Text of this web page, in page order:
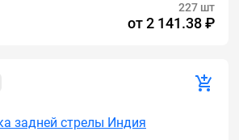
227 шт
от2 141.38 ₽
задней стрелы Индия